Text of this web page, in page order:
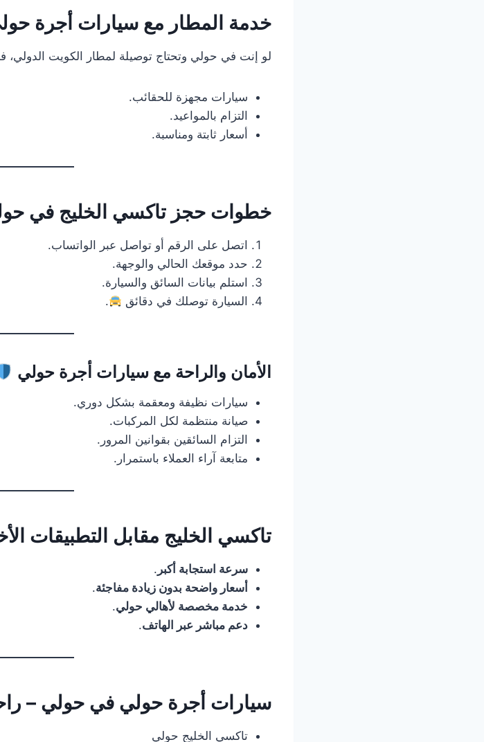
خدمة المطار مع سيارات أجرة
لو إنت في حولي وتحتاج توصيلة لمطار الكويت الدولي،
سيارات مجهزة للحقائب.
التزام بالمواعيد.
أسعار ثابتة ومناسبة.
خطوات حجز تاكسي الخليج في
اتصل على الرقم أو تواصل عبر الواتساب.
حدد موقعك الحالي والوجهة.
استلم بيانات السائق والسيارة.
السيارة توصلك في دقائق
.
الأمان والراحة مع سيارات أجرة حولي
سيارات نظيفة ومعقمة بشكل دوري.
صيانة منتظمة لكل المركبات.
التزام السائقين بقوانين المرور.
متابعة آراء العملاء باستمرار.
تاكسي الخليج مقابل التطبيقات
سرعة استجابة أكبر .
أسعار واضحة بدون زيادة مفاجئة.
خدمة مخصصة لأهالي حولي.
دعم مباشر عبر الهاتف.
سيارات أجرة حولي في حولي –
تاكسي الخليج حولي